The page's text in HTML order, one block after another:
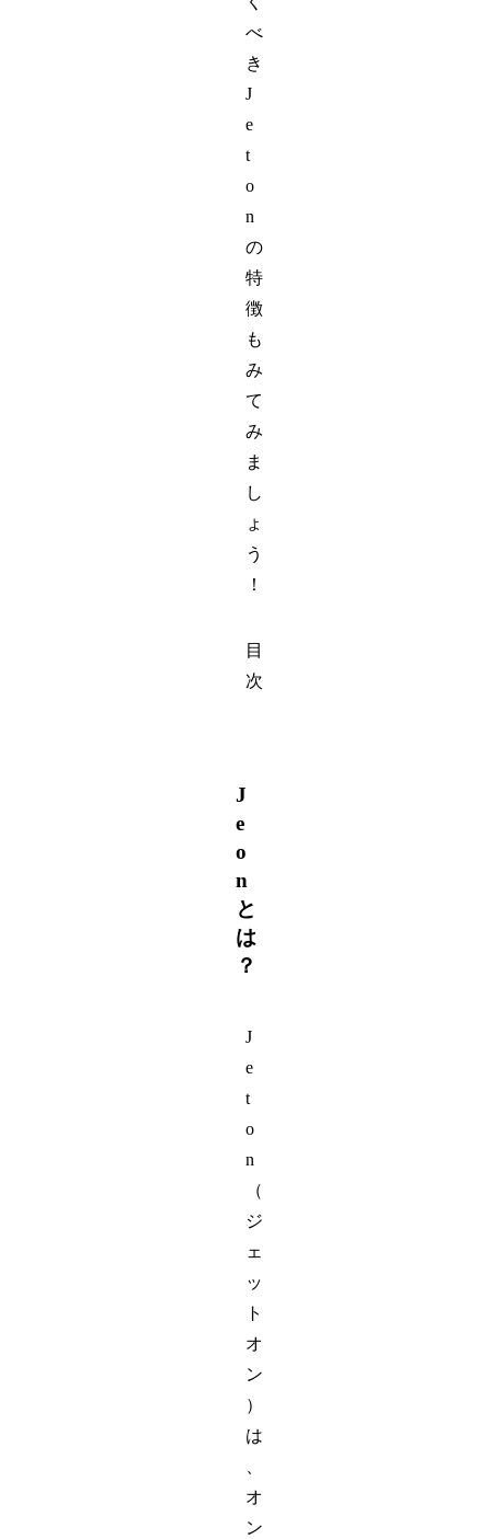
べ
き
J
e
t
o
n
の
特
徴
も
み
て
み
ま
し
ょ
う
！
目
次
J
e
o
n
と
は
？
J
e
t
o
n
（
ジ
ェ
ッ
ト
オ
ン
）
は
、
オ
ン